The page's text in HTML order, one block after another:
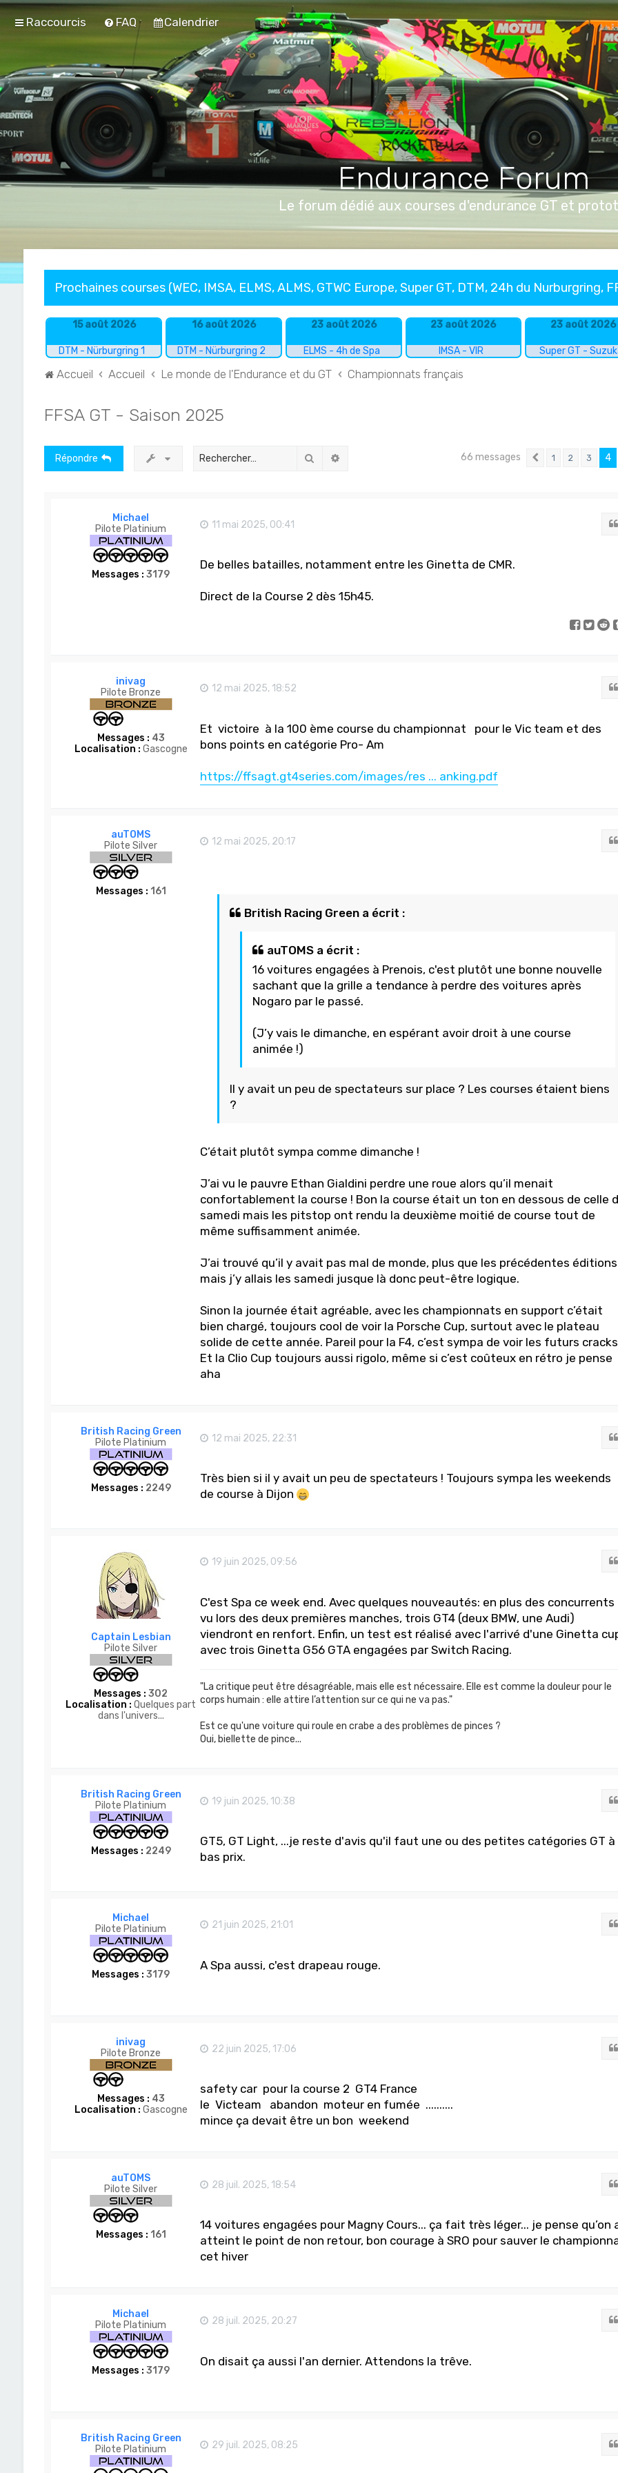
Raccourcis FAQ Calendrier
Endurance Forum
Le forum dédié aux courses d'endurance GT et
Prochaines courses (WEC, IMSA, ELMS, ALMS, GTWC Europe, Super GT, DTM, 24h du Nurburgring,
15 août 2026
DTM - Nürburgring 1
16 août 2026
DTM - Nürburgring 2
23 août 2026
ELMS - 4h de Spa
23 août 2026
IMSA - VIR
23 août 2026
Super GT -
Accueil Accueil Le monde de l'Endurance et du GT Championnats français
FFSA GT - Saison 2025
Répondre Rechercher 66 messages Précédent
1 2 3 4
Michael
Pilote Platinium
Messages : 3179
11 mai 2025, 00:41
De belles batailles, notamment entre les Ginetta de CMR.
Direct de la Course 2 dès 15h45.
inivag
Pilote Bronze
Messages : 43
Localisation : Gascogne
12 mai 2025, 18:52
Et victoire à la 100 ème course du championnat pour le Vic team et des
bons points en catégorie Pro- Am
https://ffsagt.gt4series.com/images/res ... anking.pdf
auTOMS
Pilote Silver
Messages : 161
12 mai 2025, 20:17
British Racing Green a écrit :
auTOMS a écrit :
16 voitures engagées à Prenois, c'est plutôt une bonne nouvelle
sachant que la grille a tendance à perdre des voitures après
Nogaro par le passé.
(J’y vais le dimanche, en espérant avoir droit à une course
animée !)
Il y avait un peu de spectateurs sur place ? Les courses étaient biens
?
C’était plutôt sympa comme dimanche !
J’ai vu le pauvre Ethan Gialdini perdre une roue alors qu’il menait
confortablement la course ! Bon la course était un ton en dessous de celle
samedi mais les pitstop ont rendu la deuxième moitié de course tout de
même suffisamment animée.
J’ai trouvé qu’il y avait pas mal de monde, plus que les précédentes éditions
mais j’y allais les samedi jusque là donc peut-être logique.
Sinon la journée était agréable, avec les championnats en support c’était
bien chargé, toujours cool de voir la Porsche Cup, surtout avec le plateau
solide de cette année. Pareil pour la F4, c’est sympa de voir les futurs
Et la Clio Cup toujours aussi rigolo, même si c’est coûteux en rétro je pense
aha
British Racing Green
Pilote Platinium
Messages : 2249
12 mai 2025, 22:31
Très bien si il y avait un peu de spectateurs ! Toujours sympa les weekends
de course à Dijon
Captain Lesbian
Pilote Silver
Messages : 302
Localisation : Quelques part
dans l'univers...
19 juin 2025, 09:56
C'est Spa ce week end. Avec quelques nouveautés: en plus des concurrents
vu lors des deux premières manches, trois GT4 (deux BMW, une Audi)
viendront en renfort. Enfin, un test est réalisé avec l'arrivé d'une Ginetta
avec trois Ginetta G56 GTA engagées par Switch Racing.
"La critique peut être désagréable, mais elle est nécessaire. Elle est comme la douleur pour le
corps humain : elle attire l’attention sur ce qui ne va pas."
Est ce qu'une voiture qui roule en crabe a des problèmes de pinces ?
Oui, biellette de pince...
British Racing Green
Pilote Platinium
Messages : 2249
19 juin 2025, 10:38
GT5, GT Light, ...je reste d'avis qu'il faut une ou des petites catégories GT à
bas prix.
Michael
Pilote Platinium
Messages : 3179
21 juin 2025, 21:01
A Spa aussi, c'est drapeau rouge.
inivag
Pilote Bronze
Messages : 43
Localisation : Gascogne
22 juin 2025, 17:06
safety car pour la course 2 GT4 France
le Victeam abandon moteur en fumée ..........
mince ça devait être un bon weekend
auTOMS
Pilote Silver
Messages : 161
28 juil. 2025, 18:54
14 voitures engagées pour Magny Cours... ça fait très léger... je pense qu’on
atteint le point de non retour, bon courage à SRO pour sauver le
cet hiver
Michael
Pilote Platinium
Messages : 3179
28 juil. 2025, 20:27
On disait ça aussi l'an dernier. Attendons la trêve.
British Racing Green
Pilote Platinium
29 juil. 2025, 08:25